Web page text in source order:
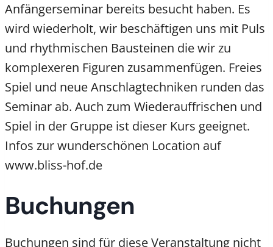
Anfängerseminar bereits besucht haben. Es
wird wiederholt, wir beschäftigen uns mit Puls
und rhythmischen Bausteinen die wir zu
komplexeren Figuren zusammenfügen. Freies
Spiel und neue Anschlagtechniken runden das
Seminar ab. Auch zum Wiederauffrischen und
Spiel in der Gruppe ist dieser Kurs geeignet.
Infos zur wunderschönen Location auf
www.bliss-hof.de
Buchungen
Buchungen sind für diese Veranstaltung nicht